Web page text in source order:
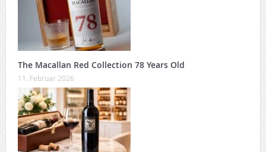
The Macallan Red Collection 78 Years Old
11. Februar 2026